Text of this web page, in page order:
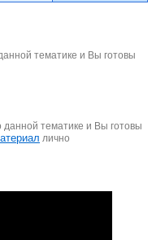
тематике и Вы готовы
тематике и Вы готовы
лично